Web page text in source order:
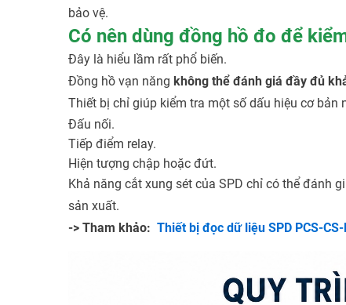
bảo vệ.
Có nên dùng đồng hồ đo để
Đây là hiểu lầm rất phổ biến.
Đồng hồ vạn năng không thể đánh giá đầy đủ
Thiết bị chỉ giúp kiểm tra một số dấu hiệu cơ bản
Đấu nối.
Tiếp điểm relay.
Hiện tượng chập hoặc đứt.
Khả năng cắt xung sét của SPD chỉ có thể đánh
sản xuất.
-> Tham khảo: Thiết bị đọc dữ liệu SPD PCS-CS-